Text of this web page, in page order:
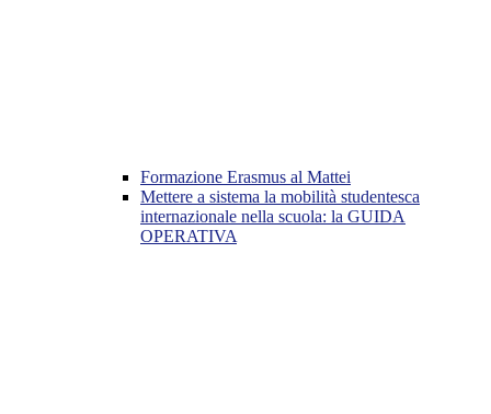
Formazione Erasmus al Mattei
Mettere a sistema la mobilità studentesca
internazionale nella scuola: la GUIDA
OPERATIVA